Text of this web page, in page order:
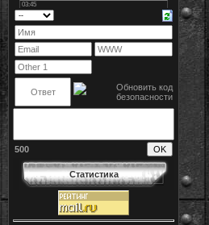
500
Статистика